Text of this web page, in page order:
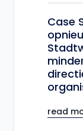
Case
read